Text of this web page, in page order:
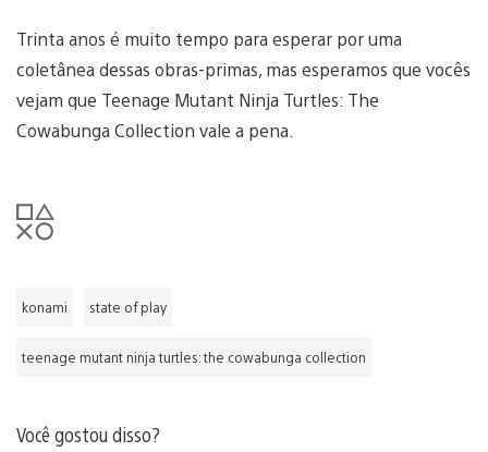
Trinta anos é muito tempo para esperar por uma
coletânea dessas obras-primas, mas esperamos que vocês
vejam que Teenage Mutant Ninja Turtles: The
Cowabunga Collection vale a pena.
konami state of play
teenage mutant ninja turtles: the cowabunga collection
Você gostou disso?